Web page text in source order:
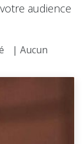
audience
| Aucun